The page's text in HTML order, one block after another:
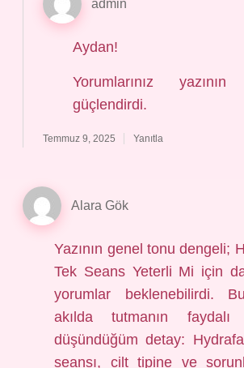
admin
Aydan!
Yorumlarınız
güçlendirdi.
Temmuz 9, 2025 Yanıtla
Alara Gök
Yazının genel tonu dengeli;
Tek Seans Yeterli Mi için
yorumlar beklenebilirdi.
akılda tutmanın faydalı
düşündüğüm detay:
seansı, cilt tipine ve